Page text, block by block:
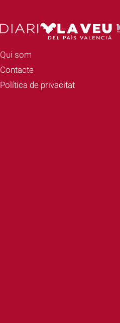
Qui som
Contacte
Política de privacitat